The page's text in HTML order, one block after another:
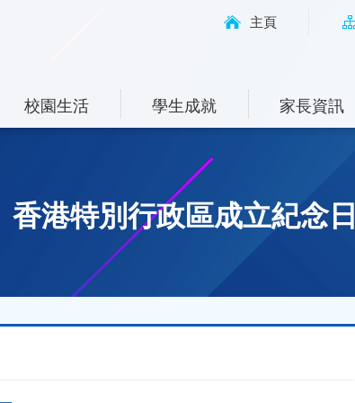
主頁
校園生活 學生成就 家長資訊
香港特別行政區成立紀念日